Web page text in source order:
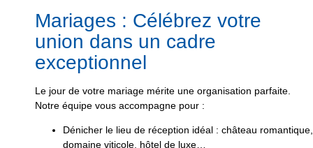
Mariages : Célébrez votre
union dans un cadre
exceptionnel
Le jour de votre mariage mérite une organisation parfaite.
Notre équipe vous accompagne pour :
Dénicher le lieu de réception idéal : château romantique,
domaine viticole, hôtel de luxe…